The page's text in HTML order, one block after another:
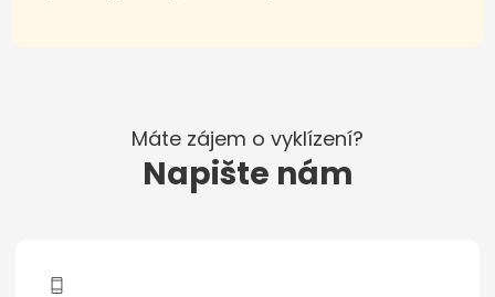
Máte zájem o vyklízení?
Napište nám